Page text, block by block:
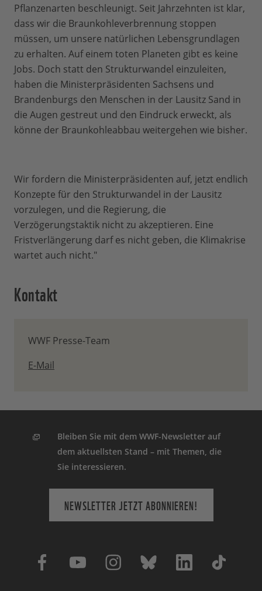
Pflanzenarten beschleunigt. Seit Jahrzehnten ist klar,
dass wir die Braunkohleverbrennung stoppen
müssen, um unsere natürlichen Lebensgrundlagen
zu erhalten. Auf einem toten Planeten gibt es keine
Jobs. Doch statt den Strukturwandel einzuleiten,
haben die Ministerpräsidenten Sachsens und
Brandenburgs den Menschen in der Lausitz Sand in
die Augen gestreut und den Eindruck erweckt, als
könne der Braunkohleabbau weitergehen wie bisher.
Wir fordern die Ministerpräsidenten auf, jetzt endlich
Konzepte für den Strukturwandel in der Lausitz
vorzulegen, und die Regierung, die
Verzögerungstaktik nicht zu akzeptieren. Eine
Fristverlängerung darf es nicht geben, die Klimakrise
wartet auch nicht."
Kontakt
WWF Presse-Team
E-Mail
Bleiben Sie mit dem WWF-Newsletter auf
dem aktuellsten Stand – mit Themen, die
Sie interessieren.
NEWSLETTER JETZT ABONNIEREN!